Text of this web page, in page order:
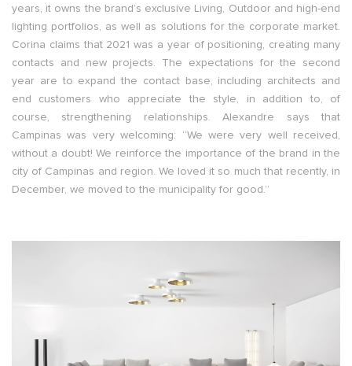
years, it owns the brand’s exclusive Living, Outdoor and high-end
lighting portfolios, as well as solutions for the corporate market.
Corina claims that 2021 was a year of positioning, creating many
contacts and new projects. The expectations for the second
year are to expand the contact base, including architects and
end customers who appreciate the style, in addition to, of
course, strengthening relationships. Alexandre says that
Campinas was very welcoming: “We were very well received,
without a doubt! We reinforce the importance of the brand in the
city of Campinas and region. We loved it so much that recently, in
December, we moved to the municipality for good.”